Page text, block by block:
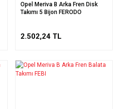
Opel Meriva B Arka Fren Disk
Takımı 5 Bijon FERODO
2.502,24 TL